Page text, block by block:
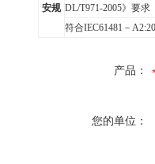
安规 DL/T971-2005》要求
符合IEC61481－
产品：
您的单位：